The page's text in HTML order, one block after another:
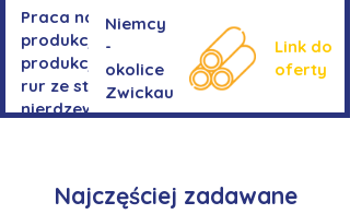
Praca na
produkcji-
produkcja
rur ze stali
nierdzewnej
Niemcy
-
okolice
Zwickau
Link do
oferty
Najczęściej zadawane